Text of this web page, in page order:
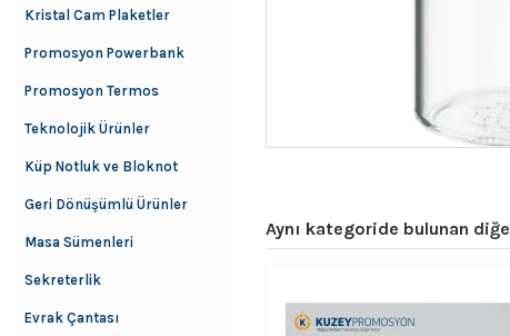
Aynı kategoride bulunan
Kristal Cam Plaketler
Promosyon Powerbank
Promosyon Termos
Teknolojik Ürünler
Küp Notluk ve Bloknot
Geri Dönüşümlü Ürünler
Masa Sümenleri
Sekreterlik
Evrak Çantası